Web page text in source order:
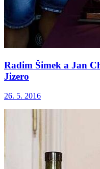
Radim Šimek a Jan
Jizero
26. 5. 2016